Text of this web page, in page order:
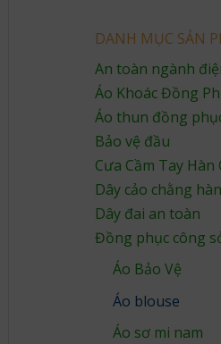
DANH MỤC SẢN
An toàn ngành
Áo Khoác Đồng
Áo thun đồng
Bảo vệ đầu
Cưa Cầm Tay Hàn
Dây cảo chằng
Dây đai an toàn
Đồng phục công
Áo Bảo Vệ
Áo blouse
Áo sơ mi nam